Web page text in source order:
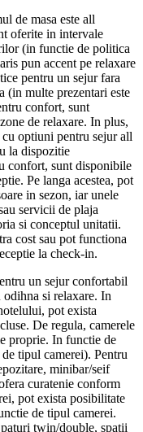
de masa este all
oferite in intervale
(in functie de politica
pun accent pe relaxare
pentru un sejur fara
(in multe prezentari este
confort, sunt
de relaxare. In plus,
optiuni pentru sejur all
la dispozitie
confort, sunt disponibile
Pe langa acestea, pot
in sezon, iar unele
servicii de plaja
si conceptul unitatii.
cost sau pot functiona
la check-in.
un sejur confortabil
si relaxare. In
pot exista
De regula, camerele
proprie. In functie de
tipul camerei). Pentru
minibar/seif
curatenie conform
pot exista posibilitate
de tipul camerei.
twin/double, spatii